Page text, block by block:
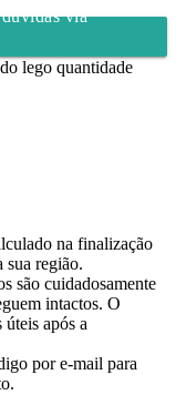
via
lego quantidade
na finalização
sua região.
são cuidadosamente
intactos. O
após a
por e-mail para